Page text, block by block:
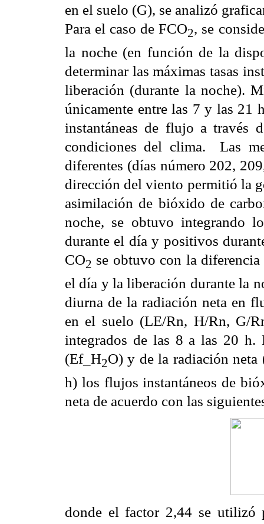
en el suelo (G), se analizó
Para el caso de FCO2, se
la noche (en función de la
determinar las máximas tasas
liberación (durante la noche).
únicamente entre las 7 y las 21
instantáneas de flujo a través
condiciones del clima. Las
diferentes (días número 202,
dirección del viento permitió la
asimilación de bióxido de
noche, se obtuvo integrando
durante el día y positivos
CO2 se obtuvo con la
el día y la liberación durante la
diurna de la radiación neta en
en el suelo (LE/Rn, H/Rn, G/
integrados de las 8 a las 20 h.
(Ef_H2O) y de la radiación
h) los flujos instantáneos de
neta de acuerdo con las
donde el factor 2,44 se utilizó